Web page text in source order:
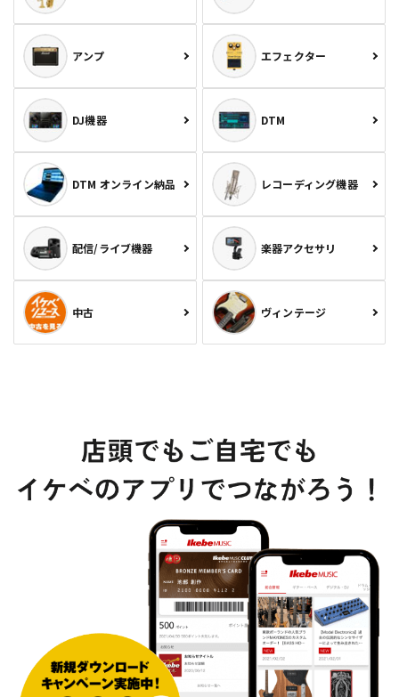
アンプ エフェクター
DJ機器 DTM
DTM オンライン納品 レコーディング機器
配信/ライブ機器 楽器アクセサリ
中古 ヴィンテージ